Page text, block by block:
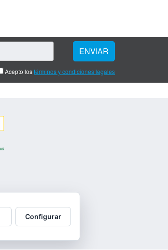
Acepto lostérminos y condiciones legales
Configurar